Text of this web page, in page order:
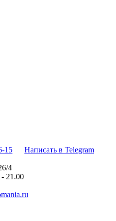
15
Написать в Telegram
4
21.00